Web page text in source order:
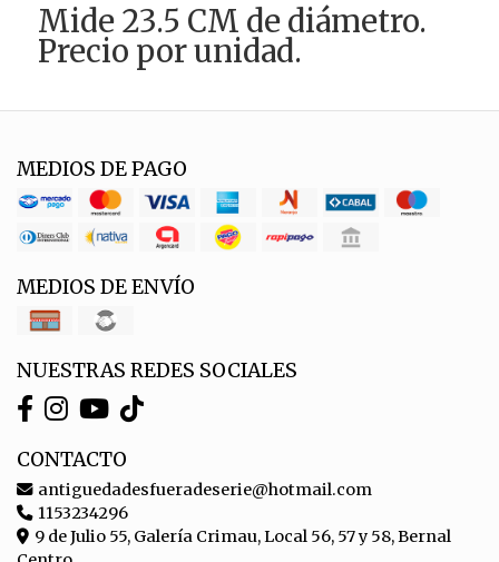
Mide 23.5 CM de diámetro.
Precio por unidad.
MEDIOS DE PAGO
MEDIOS DE ENVÍO
NUESTRAS REDES SOCIALES
CONTACTO
antiguedadesfueradeserie@hotmail.com
1153234296
9 de Julio 55, Galería Crimau, Local 56, 57 y 58, Bernal